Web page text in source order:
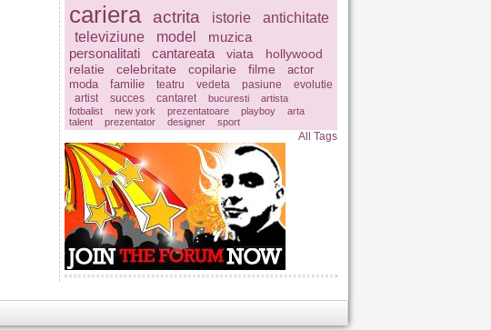
cariera actrita istorie
antichitate
televiziune
model
muzica
personalitati
cantareata viata
hollywood
relatie
celebritate copilarie filme
actor
moda
familie teatru vedeta pasiune
evolutie
artist
succes cantaret bucuresti
artista
fotbalist
new york prezentatoare playboy
arta
talent
prezentator designer sport
All Tags